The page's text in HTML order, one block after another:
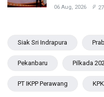
06 Aug, 2026
Siak Sri Indrapura
Pekanbaru Pilkada
PT IKPP Perawang KPK